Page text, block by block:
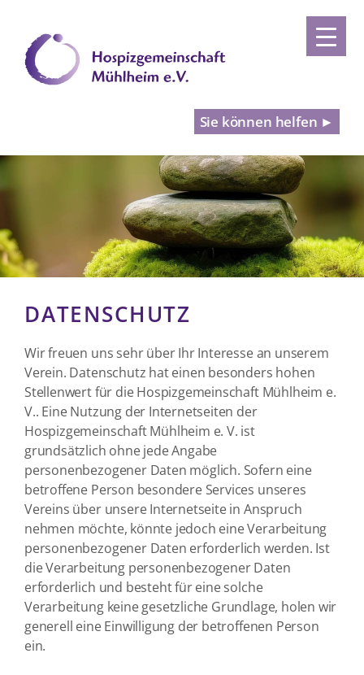
Sie können helfen ►
DATENSCHUTZ
Wir freuen uns sehr über Ihr Interesse an unserem
Verein. Datenschutz hat einen besonders hohen
Stellenwert für die Hospizgemeinschaft Mühlheim e.
V.. Eine Nutzung der Internetseiten der
Hospizgemeinschaft Mühlheim e. V. ist
grundsätzlich ohne jede Angabe
personenbezogener Daten möglich. Sofern eine
betroffene Person besondere Services unseres
Vereins über unsere Internetseite in Anspruch
nehmen möchte, könnte jedoch eine Verarbeitung
personenbezogener Daten erforderlich werden. Ist
die Verarbeitung personenbezogener Daten
erforderlich und besteht für eine solche
Verarbeitung keine gesetzliche Grundlage, holen wir
generell eine Einwilligung der betroffenen Person
ein.